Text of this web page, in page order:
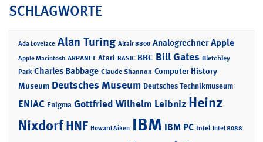
SCHLAGWORTE
Ada Lovelace Alan Turing Altair 8800 Analogrechner Apple
Apple Macintosh ARPANET Atari BASIC BBC Bill Gates Bletchley
Park Charles Babbage Claude Shannon Computer History
Museum Deutsches Museum Deutsches Technikmuseum
ENIAC Enigma Gottfried Wilhelm Leibniz Heinz
NixdorfHNF Howard Aiken IBM IBM PC Intel Intel 8088